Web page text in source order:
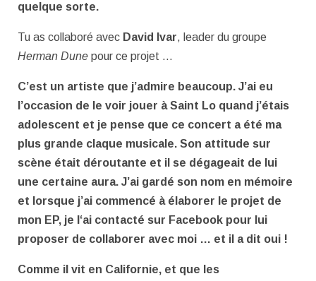
quelque sorte.
Tu as collaboré avec David Ivar, leader du groupe
Herman Dune pour ce projet …
C’est un artiste que j’admire beaucoup. J’ai eu
l’occasion de le voir jouer à Saint Lo quand j’étais
adolescent et je pense que ce concert a été ma
plus grande claque musicale. Son attitude sur
scène était déroutante et il se dégageait de lui
une certaine aura. J’ai gardé son nom en mémoire
et lorsque j’ai commencé à élaborer le projet de
mon EP, je l‘ai contacté sur Facebook pour lui
proposer de collaborer avec moi … et il a dit oui !
Comme il vit en Californie, et que les